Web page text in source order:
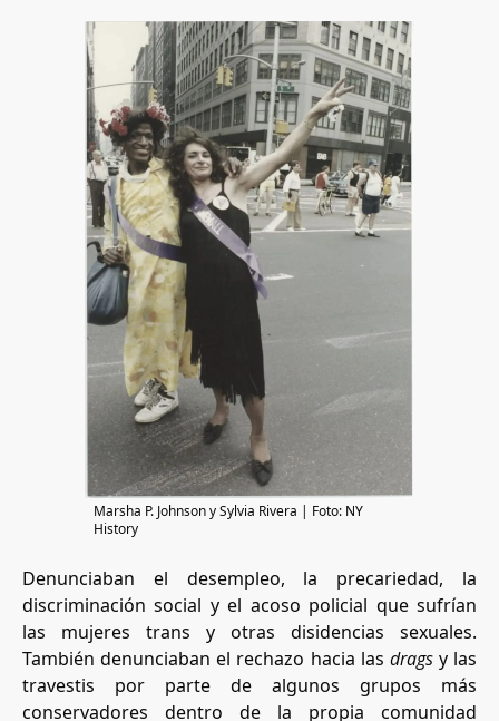
Marsha P. Johnson y Sylvia Rivera | Foto: NY
History
Denunciaban el desempleo, la precariedad, la
discriminación social y el acoso policial que sufrían
las mujeres trans y otras disidencias sexuales.
También denunciaban el rechazo hacia las dragsy las
travestis por parte de algunos grupos más
conservadores dentro de la propia comunidad